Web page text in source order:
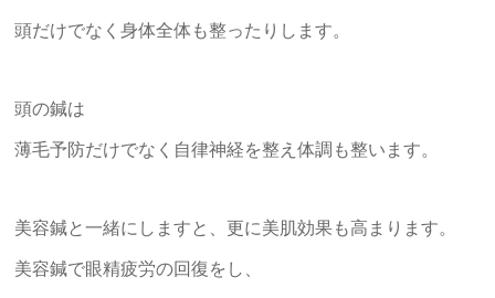
頭だけでなく身体全体も整ったりします。
頭の鍼は
薄毛予防だけでなく自律神経を整え体調も整います。
美容鍼と一緒にしますと、更に美肌効果も高まります。
美容鍼で眼精疲労の回復をし、